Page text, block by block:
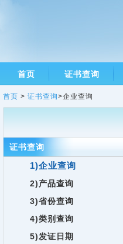
首页 证书查询
首页 > 证书查询>企业查询
证书查询
1)企业查询
2)产品查询
3)省份查询
4)类别查询
5)发证日期